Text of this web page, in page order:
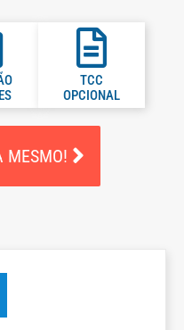
TCC
OPCIONAL
MESMO!